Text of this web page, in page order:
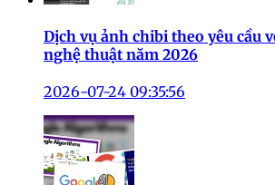
Dịch vụ ảnh chibi theo yêu cầu
nghệ thuật năm 2026
2026-07-24 09:35:56